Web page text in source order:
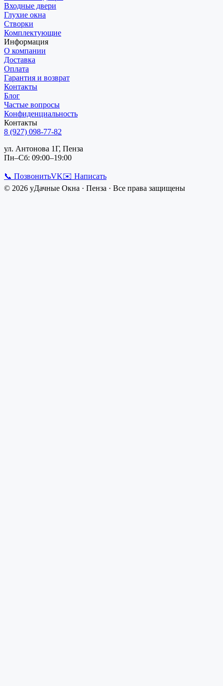
Входные двери
Глухие окна
Створки
Комплектующие
Информация
О компании
Доставка
Оплата
Гарантия и возврат
Контакты
Блог
Частые вопросы
Конфиденциальность
Контакты
8 (927) 098-77-82
ул. Антонова 1Г, Пенза
Пн–Сб: 09:00–19:00
📞 ПозвонитьVK✉️ Написать
© 2026 уДачные Окна · Пенза · Все права защищены